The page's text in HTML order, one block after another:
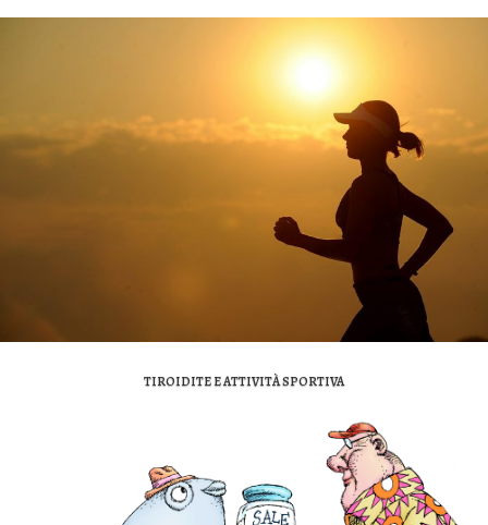
TIROIDITE E ATTIVITÀ SPORTIVA